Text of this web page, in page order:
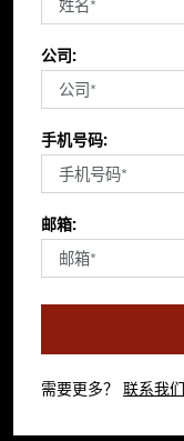
公司:
手机号码:
邮箱:
需要更多？ 联系我们